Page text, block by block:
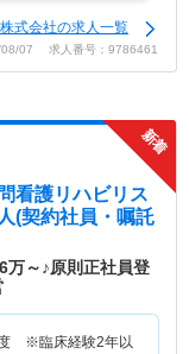
式会社の求人一覧
08/07 求人番号：9786461
看護リハビリス
(契約社員・嘱託
万～♪原則正社員登
※臨床経験2年以